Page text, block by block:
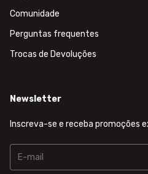
Comunidade
Perguntas frequentes
Trocas de Devoluções
Newsletter
Inscreva-se e receba promoções